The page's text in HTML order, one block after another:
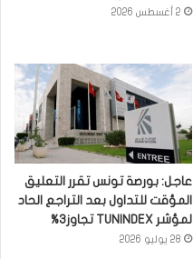
2 أغسطس 2026
عاجل: بورصة تونس تقرر التعليق
المؤقت للتداول بعد التراجع الحاد
لمؤشر TUNINDEX تجاوز3%
28 يوليو 2026